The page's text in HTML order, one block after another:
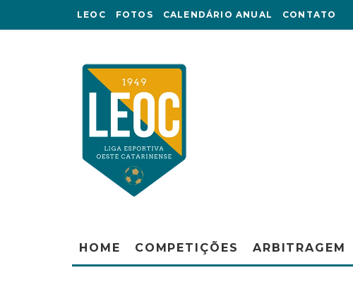
LEOC FOTOS CALENDÁRIO ANUAL CONTATO
HOME COMPETIÇÕES ARBITRAGEM